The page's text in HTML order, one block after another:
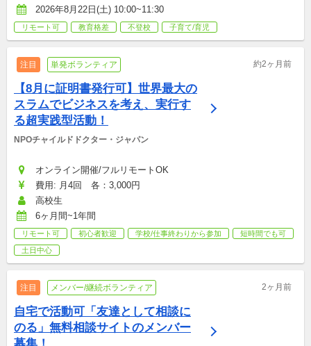
2026年8月22日(土) 10:00~11:30
リモート可 教育格差 不登校 子育て/育児
注目 単発ボランティア 約2ヶ月前
【8月に証明書発行可】世界最大の
スラムでビジネスを考え、実行す
る超実践型活動！
NPOチャイルドドクター・ジャパン
オンライン開催/フルリモートOK
費用: 月4回　各：3,000円
高校生
6ヶ月間~1年間
リモート可 初心者歓迎 学校/仕事終わりから参加
短時間でも可
土日中心
注目 メンバー/継続ボランティア 2ヶ月前
自宅で活動可「友達として相談に
のる」無料相談サイトのメンバー